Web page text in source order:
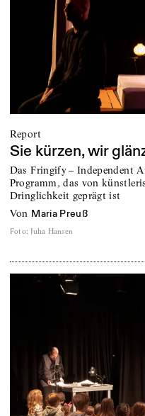
Report
Sie kürzen, wir
Das Fringify – Independent
Programm, das von
Dringlichkeit geprägt ist
von Maria Preuß
Foto: Juha Hansen